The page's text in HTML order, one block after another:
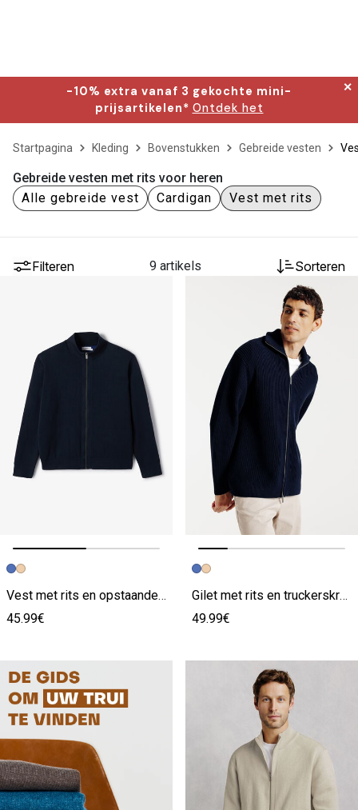
-10% extra vanaf 3 gekochte mini-
prijsartikelen* Ontdek het
✕
Startpagina Kleding Bovenstukken Gebreide vesten
Gebreide vesten met rits voor heren
Alle gebreide vest
Cardigan Vest met rits
Filteren 9 artikels Sorteren
Vorige afbeelding
Volgende beeld
Vest met rits en opstaande kraag
45.99€
Vorige afbeelding
Volgende beeld
Gilet met rits en truckerskraag
49.99€